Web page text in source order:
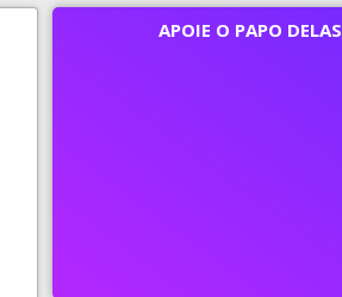
APOIE O PAPO DELAS